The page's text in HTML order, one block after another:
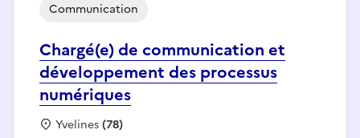
Chargé(e) de communication et
développement des processus
numériques
Communication
Localisation :
Yvelines(78)